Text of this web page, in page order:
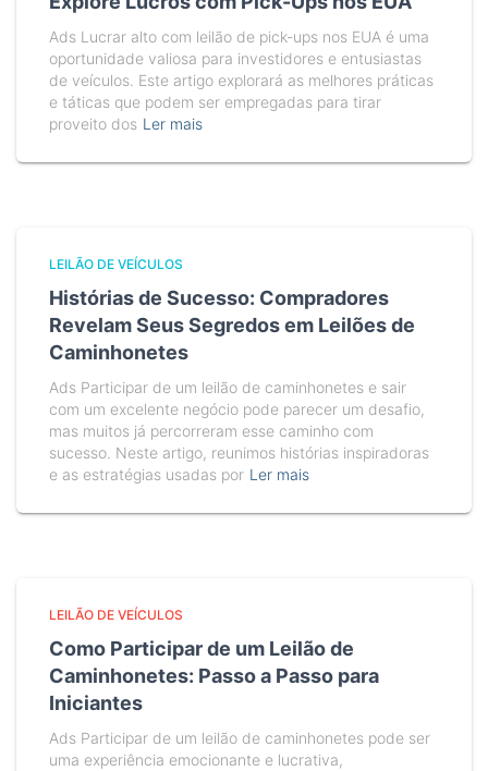
Ads Lucrar alto com leilão de pick-ups nos EUA é uma
oportunidade valiosa para investidores e entusiastas
de veículos. Este artigo explorará as melhores práticas
e táticas que podem ser empregadas para tirar
proveito dos Ler mais
LEILÃO DE VEÍCULOS
Histórias de Sucesso: Compradores
Revelam Seus Segredos em Leilões de
Caminhonetes
Ads Participar de um leilão de caminhonetes e sair
com um excelente negócio pode parecer um desafio,
mas muitos já percorreram esse caminho com
sucesso. Neste artigo, reunimos histórias inspiradoras
e as estratégias usadas por Ler mais
LEILÃO DE VEÍCULOS
Como Participar de um Leilão de
Caminhonetes: Passo a Passo para
Iniciantes
Ads Participar de um leilão de caminhonetes pode ser
uma experiência emocionante e lucrativa,